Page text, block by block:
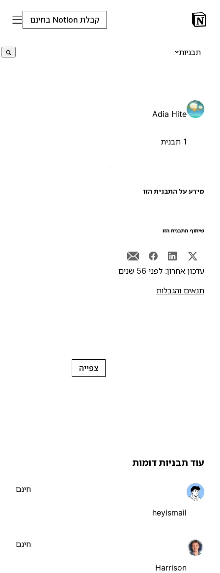
קבלת Notion בחינם
תבניות
Adia Hite
על התבנית הזו
התבנית הזו
אחרון: לפני 56 שנים
והגבלות
צפייה
תבניות דומות
heyismail
Harrison